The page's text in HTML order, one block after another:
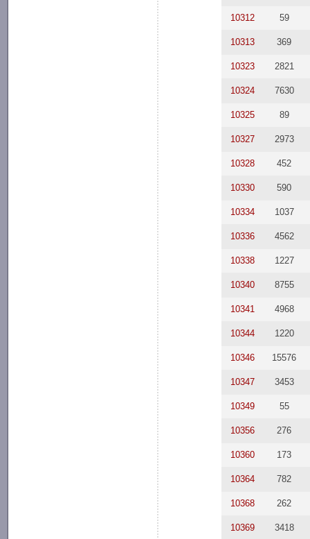
10312 59
10313 369
10323 2821
10324 7630
10325 89
10327 2973
10328 452
10330 590
10334 1037
10336 4562
10338 1227
10340 8755
10341 4968
10344 1220
10346 15576
10347 3453
10349 55
10356 276
10360 173
10364 782
10368 262
10369 3418